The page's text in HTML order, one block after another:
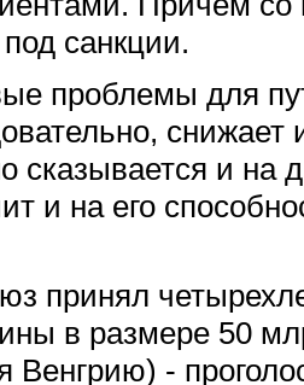
санкции.
проблемы для
снижает
сказывается и на
и на его
принял
в размере 50
Венгрию) -